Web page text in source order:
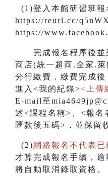
(1)登入本館研習班報
https://reurl.cc/
https://
完成報名程序後並
商店(統一超商.全家.
分行繳費 ， 繳費完成後
進入<我的紀錄><上傳
E-mail至
述<課程名稱>、<報名
匯款後五碼>，並保留
(2)網路報名不代表已
才算完成報名手續，
將自動取消錄取資格。